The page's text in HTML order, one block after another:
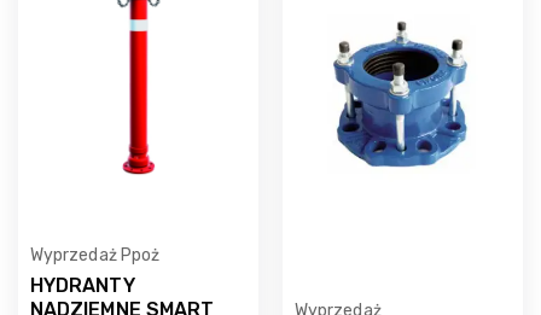
Wyprzedaż Ppoż
HYDRANTY
NADZIEMNE SMART
Wyprzedaż